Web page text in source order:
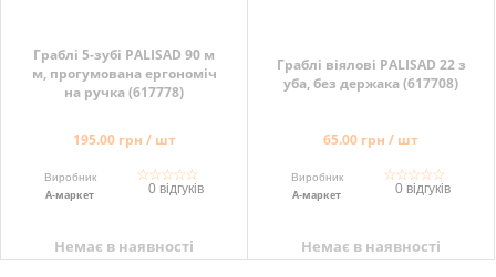
Граблі 5-зубі PALISAD 90 м
м, прогумована ергономіч
на ручка (617778)
195.00 грн / шт
Виробник
А-маркет
☆☆☆☆☆
0 відгуків
Немає в наявності
Граблі віялові PALISAD 22 з
уба, без держака (617708)
65.00 грн / шт
Виробник
А-маркет
☆☆☆☆☆
0 відгуків
Немає в наявності